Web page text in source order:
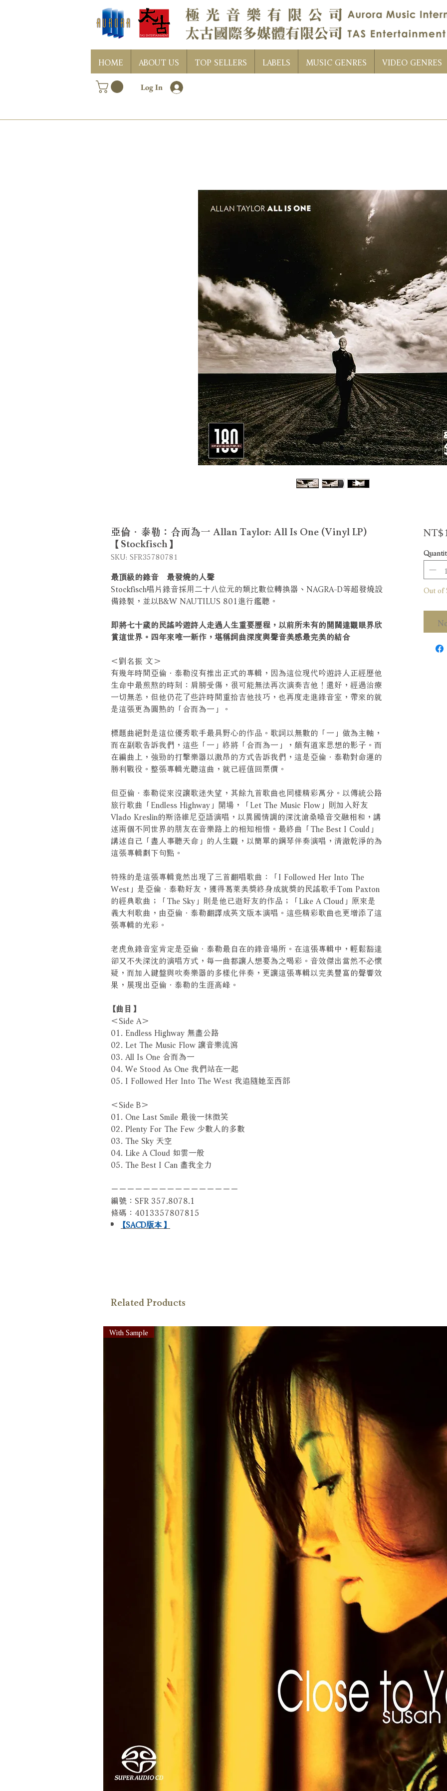
HOME ABOUT US TOP SELLERS LABELS MUSIC GENRES VIDEO GENRES
Log In
亞倫．泰勒：合而為一 Allan Taylor: All Is One (Vinyl LP)
【Stockfisch】
SKU: SFR35780781
最頂級的錄音 最發燒的人聲
Stockfisch唱片錄音採用二十八位元的類比數位轉換器、NAGRA-D等超發燒設
備錄製，並以B&W NAUTILUS 801進行鑑聽。
即將七十歲的民謠吟遊詩人走過人生重要歷程，以前所未有的開闊達觀眼界欣
賞這世界。四年來唯一新作，堪稱詞曲深度與聲音美感最完美的結合
＜劉名振 文＞
有幾年時間亞倫．泰勒沒有推出正式的專輯，因為這位現代吟遊詩人正經歷他
生命中最煎熬的時刻：肩膀受傷，很可能無法再次演奏吉他！還好，經過治療
一切無恙，但他仍花了些許時間重拾吉他技巧，也再度走進錄音室，帶來的就
是這張更為圓熟的「合而為一」。
標題曲絕對是這位優秀歌手最具野心的作品。歌詞以無數的「一」做為主軸，
而在副歌告訴我們，這些「一」終將「合而為一」，頗有道家思想的影子。而
在編曲上，強勁的打擊樂器以激昂的方式告訴我們，這是亞倫．泰勒對命運的
勝利戰役。整張專輯光聽這曲，就已經值回票價。
但亞倫．泰勒從來沒讓歌迷失望，其餘九首歌曲也同樣精彩萬分。以傳統公路
旅行歌曲「Endless Highway」開場，「Let The Music Flow」則加入好友
Vlado Kreslin的斯洛維尼亞語演唱，以異國情調的深沈滄桑嗓音交融相和，講
述兩個不同世界的朋友在音樂路上的相知相惜。最終曲「The Best I Could」
講述自己「盡人事聽天命」的人生觀，以簡單的鋼琴伴奏演唱，清澈乾淨的為
這張專輯劃下句點。
特殊的是這張專輯竟然出現了三首翻唱歌曲：「I Followed Her Into The
West」是亞倫．泰勒好友，獲得葛萊美獎終身成就獎的民謠歌手Tom Paxton
的經典歌曲；「The Sky」則是他已逝好友的作品；「Like A Cloud」原來是
義大利歌曲，由亞倫．泰勒翻譯成英文版本演唱。這些精彩歌曲也更增添了這
張專輯的光彩。
老虎魚錄音室肯定是亞倫．泰勒最自在的錄音場所。在這張專輯中，輕鬆豁達
卻又不失深沈的演唱方式，每一曲都讓人想要為之喝彩。音效傑出當然不必懷
疑，而加入鍵盤與吹奏樂器的多樣化伴奏，更讓這張專輯以完美豐富的聲響效
果，展現出亞倫．泰勒的生涯高峰。
【曲目】
＜Side A＞
01. Endless Highway 無盡公路
02. Let The Music Flow 讓音樂流瀉
03. All Is One 合而為一
04. We Stood As One 我們站在一起
05. I Followed Her Into The West 我追隨她至西部
＜Side B＞
01. One Last Smile 最後一抹微笑
02. Plenty For The Few 少數人的多數
03. The Sky 天空
04. Like A Cloud 如雲一般
05. The Best I Can 盡我全力
－－－－－－－－－－－－－－－－
編號：SFR 357.8078.1
條碼：4013357807815
【SACD版本】
Out of
Related Products
With Sample